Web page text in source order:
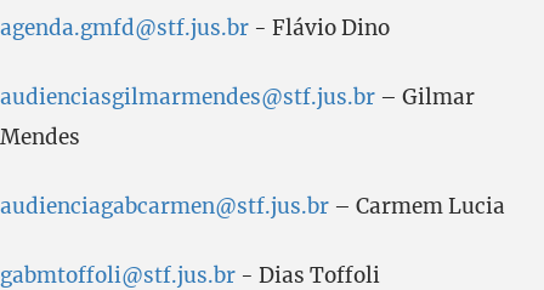
agenda.gmfd@stf.jus.br - Flávio Dino
audienciasgilmarmendes@stf.jus.br – Gilmar
Mendes
audienciagabcarmen@stf.jus.br – Carmem Lucia
gabmtoffoli@stf.jus.br - Dias Toffoli